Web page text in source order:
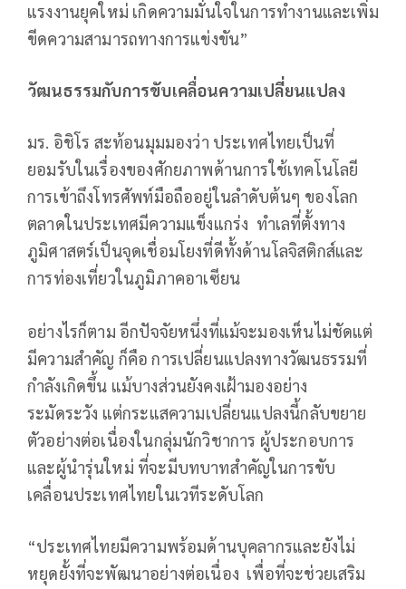
แรงงานยุคใหม่ เกิดความมั่นใจในการทำงานและเพิ่ม
ขีดความสามารถทางการแข่งขัน”
วัฒนธรรมกับการขับเคลื่อนความเปลี่ยนแปลง
มร. อิชิโร สะท้อนมุมมองว่า ประเทศไทยเป็นที่
ยอมรับในเรื่องของศักยภาพด้านการใช้เทคโนโลยี
การเข้าถึงโทรศัพท์มือถืออยู่ในลำดับต้นๆ ของโลก
ตลาดในประเทศมีความแข็งแกร่ง ทำเลที่ตั้งทาง
ภูมิศาสตร์เป็นจุดเชื่อมโยงที่ดีทั้งด้านโลจิสติกส์และ
การท่องเที่ยวในภูมิภาคอาเซียน
อย่างไรก็ตาม อีกปัจจัยหนึ่งที่แม้จะมองเห็นไม่ชัดแต่
มีความสำคัญ ก็คือ การเปลี่ยนแปลงทางวัฒนธรรมที่
กำลังเกิดขึ้น แม้บางส่วนยังคงเฝ้ามองอย่าง
ระมัดระวัง แต่กระแสความเปลี่ยนแปลงนี้กลับขยาย
ตัวอย่างต่อเนื่องในกลุ่มนักวิชาการ ผู้ประกอบการ
และผู้นำรุ่นใหม่ ที่จะมีบทบาทสำคัญในการขับ
เคลื่อนประเทศไทยในเวทีระดับโลก
“ประเทศไทยมีความพร้อมด้านบุคลากรและยังไม่
หยุดยั้งที่จะพัฒนาอย่างต่อเนื่อง เพื่อที่จะช่วยเสริม